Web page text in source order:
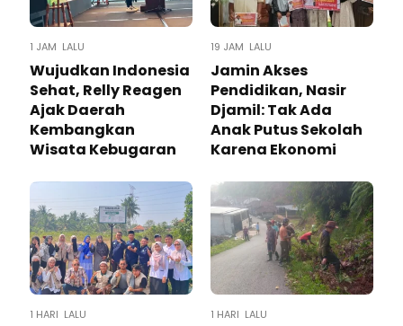
1 JAM LALU
Wujudkan Indonesia
Sehat, Relly Reagen
Ajak Daerah
Kembangkan
Wisata Kebugaran
19 JAM LALU
Jamin Akses
Pendidikan, Nasir
Djamil: Tak Ada
Anak Putus Sekolah
Karena Ekonomi
1 HARI LALU 1 HARI LALU